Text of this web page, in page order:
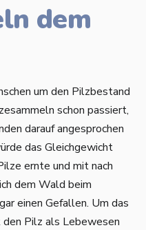
dem
um den Pilzbestand
schon passiert,
darauf angesprochen
das Gleichgewicht
ernte und mit nach
dem Wald beim
einen Gefallen. Um das
den Pilz als Lebewesen